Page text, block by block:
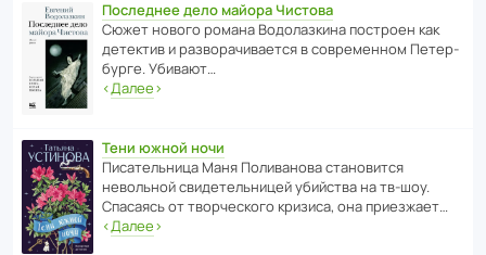
Последнее дело майора Чистова
Сюжет нового романа Водо­ла­з­кина пост­роен как
дете­ктив и разво­ра­чи­ва­ется в совре­менном Пете­р­
бурге. Убивают…
‹Далее›
Тени южной ночи
Писа­тель­ница Маня Поли­ва­нова стано­вится
невольной свиде­тель­ницей убийства на тв-шоу.
Спасаясь от твор­че­с­кого кризиса, она приезжает…
‹Далее›